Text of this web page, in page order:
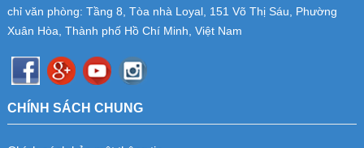
chỉ văn phòng: Tầng 8, Tòa nhà Loyal, 151 Võ Thị Sáu, Phường
Xuân Hòa, Thành phố Hồ Chí Minh, Việt Nam
CHÍNH SÁCH CHUNG